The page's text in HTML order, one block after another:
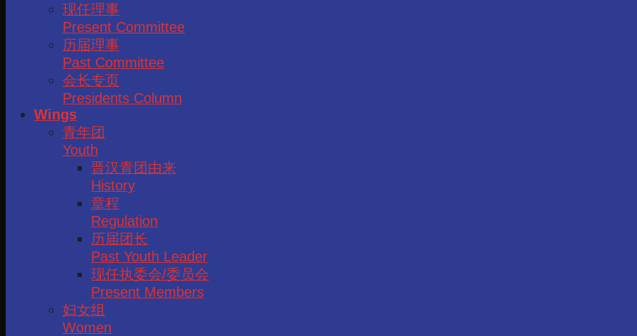
现任理事
Present Committee
历届理事
Past Committee
会长专页
Presidents Column
Wings
青年团
Youth
晋汉青团由来
History
章程
Regulation
历届团长
Past Youth Leader
现任执委会/委员会
Present Members
妇女组
Women